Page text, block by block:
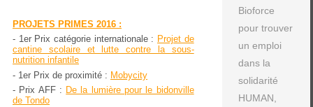
PROJETS PRIMES 2016 :
- 1er Prix catégorie internationale : Projet de
cantine scolaire et lutte contre la sous-
nutrition infantile
- 1er Prix de proximité : Mobycity
- Prix AFF : De la lumière pour le bidonville
de Tondo
Bioforce
pour trouver
un emploi
dans la
solidarité
HUMAN,